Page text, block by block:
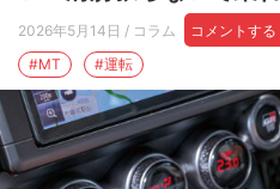
2026年5月14日 / コラム コメントする
#MT
#運転